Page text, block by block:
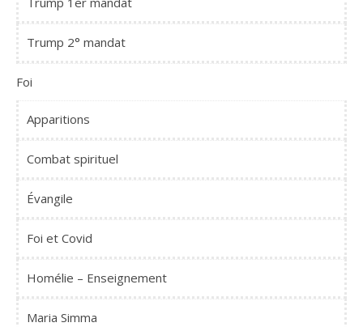
Trump 2° mandat
Foi
Apparitions
Combat spirituel
Évangile
Foi et Covid
Homélie – Enseignement
Maria Simma